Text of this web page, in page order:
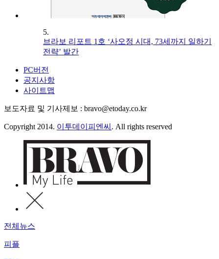
5.
브라보 리포트 1호 ‘사오정 시대, 73세까지 일하기
전략’ 발간
PC버전
공지사항
사이트맵
보도자료 및 기사제보 : bravo@etoday.co.kr
Copyright 2014. 이투데이피엔씨 . All rights reserved
전체뉴스
피플